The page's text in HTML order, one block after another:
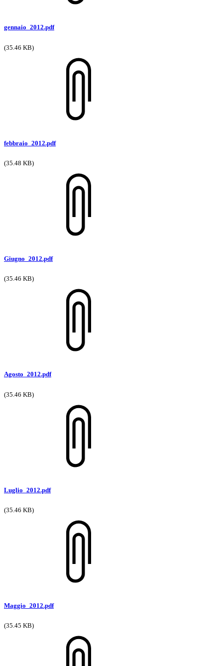
gennaio_2012.pdf
(35.46 KB)
febbraio_2012.pdf
(35.48 KB)
Giugno_2012.pdf
(35.46 KB)
Agosto_2012.pdf
(35.46 KB)
Luglio_2012.pdf
(35.46 KB)
Maggio_2012.pdf
(35.45 KB)